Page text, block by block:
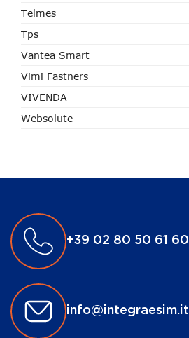
Telmes
Tps
Vantea Smart
Vimi Fastners
VIVENDA
Websolute
+39 02 80 50 61 60
info@integraesim.it